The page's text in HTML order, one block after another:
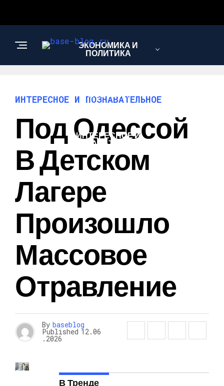
ЭКОНОМИКА И
ПОЛИТИКА
НОВОСТИ
ИНТЕРЕСНОЕ И
ПОЗНАВАТЕЛЬНОЕ
ИНТЕРЕСНОЕ И ПОЗНАВАТЕЛЬНОЕ
Под Одессой
В Детском
Лагере
Произошло
Массовое
Отравление
By baseblog
Published 12.06
.2026
В Тренде